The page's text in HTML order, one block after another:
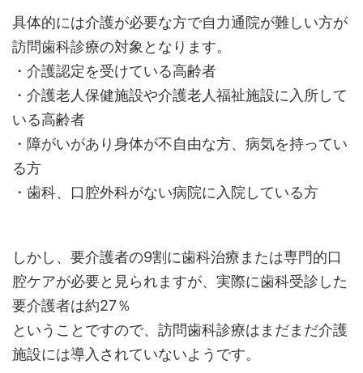
具体的には介護が必要な方で自力通院が難しい方が
訪問歯科診療の対象となります。
・介護認定を受けている高齢者
・介護老人保健施設や介護老人福祉施設に入所して
いる高齢者
・障がいがあり身体が不自由な方、病気を持ってい
る方
・歯科、口腔外科がない病院に入院している方
しかし、要介護者の9割に歯科治療または専門的口
腔ケアが必要と見られますが、実際に歯科受診した
要介護者は約27％
ということですので、訪問歯科診療はまだまだ介護
施設には導入されていないようです。